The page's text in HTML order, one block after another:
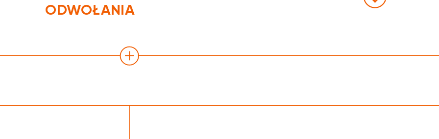
ODWOŁANIA
Informujemy, że z powodów technicznych, winda w bud. F jest
Za utrudnienia przepraszamy.